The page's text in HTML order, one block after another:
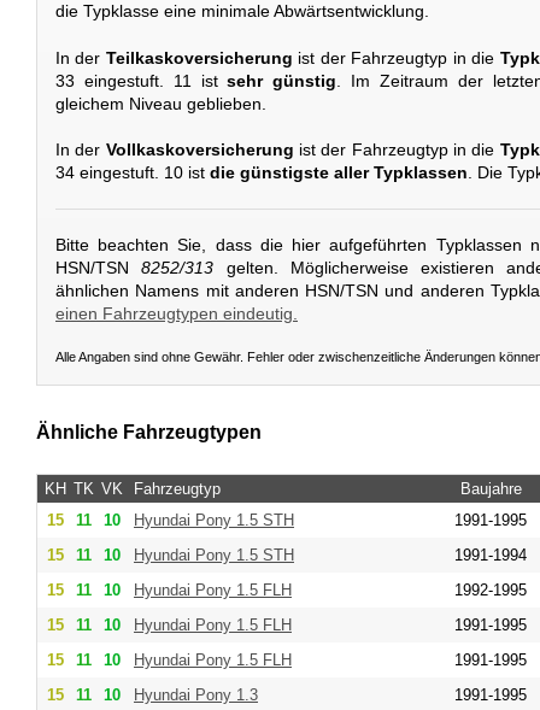
die Typklasse eine minimale Abwärtsentwicklung.
In der Teilkaskoversicherung ist der Fahrzeugtyp in die
33 eingestuft. 11 istsehr günstig . Im Zeitraum der
gleichem Niveau geblieben.
In der Vollkaskoversicherung ist der Fahrzeugtyp in die
34 eingestuft. 10 ist die günstigste aller Typklassen. Die
Bitte beachten Sie, dass die hier aufgeführten Typklassen
HSN/TSN8252/313 gelten. Möglicherweise existieren
ähnlichen Namens mit anderen HSN/TSN und anderen
einen Fahrzeugtypen eindeutig.
Alle Angaben sind ohne Gewähr. Fehler oder zwischenzeitliche Änderungen
Ähnliche Fahrzeugtypen
KH TK VK Fahrzeugtyp
Baujahre
15
11 10 Hyundai Pony 1.5 STH
1991-1995
15
11 10 Hyundai Pony 1.5 STH
1991-1994
15
11 10 Hyundai Pony 1.5 FLH
1992-1995
15
11 10 Hyundai Pony 1.5 FLH
1991-1995
15
11 10 Hyundai Pony 1.5 FLH
1991-1995
15
11 10 Hyundai Pony 1.3 1991-1995